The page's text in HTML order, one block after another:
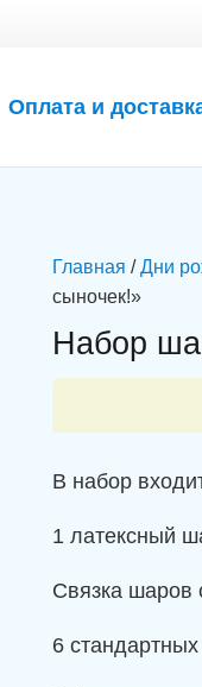
Оплата и
Главная /Дни
сыночек!»
Набор
В набор
1 латексный
Связка шаров
6